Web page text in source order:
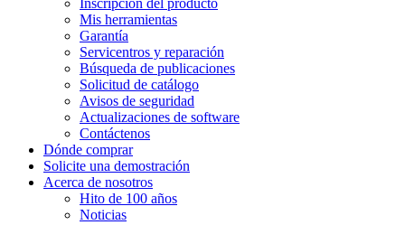
Inscripción del producto
Mis herramientas
Garantía
Servicentros y reparación
Búsqueda de publicaciones
Solicitud de catálogo
Avisos de seguridad
Actualizaciones de software
Contáctenos
Dónde comprar
Solicite una demostración
Acerca de nosotros
Hito de 100 años
Noticias